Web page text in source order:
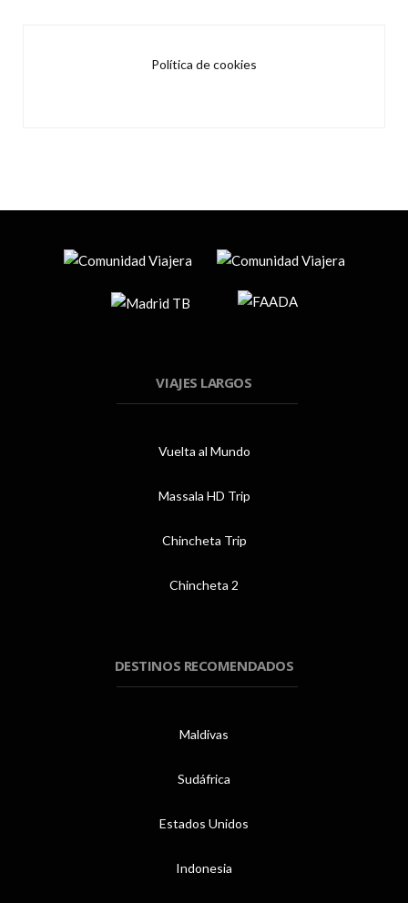
Política de cookies
VIAJES LARGOS
Vuelta al Mundo
Massala HD Trip
Chincheta Trip
Chincheta 2
DESTINOS RECOMENDADOS
Maldivas
Sudáfrica
Estados Unidos
Indonesia